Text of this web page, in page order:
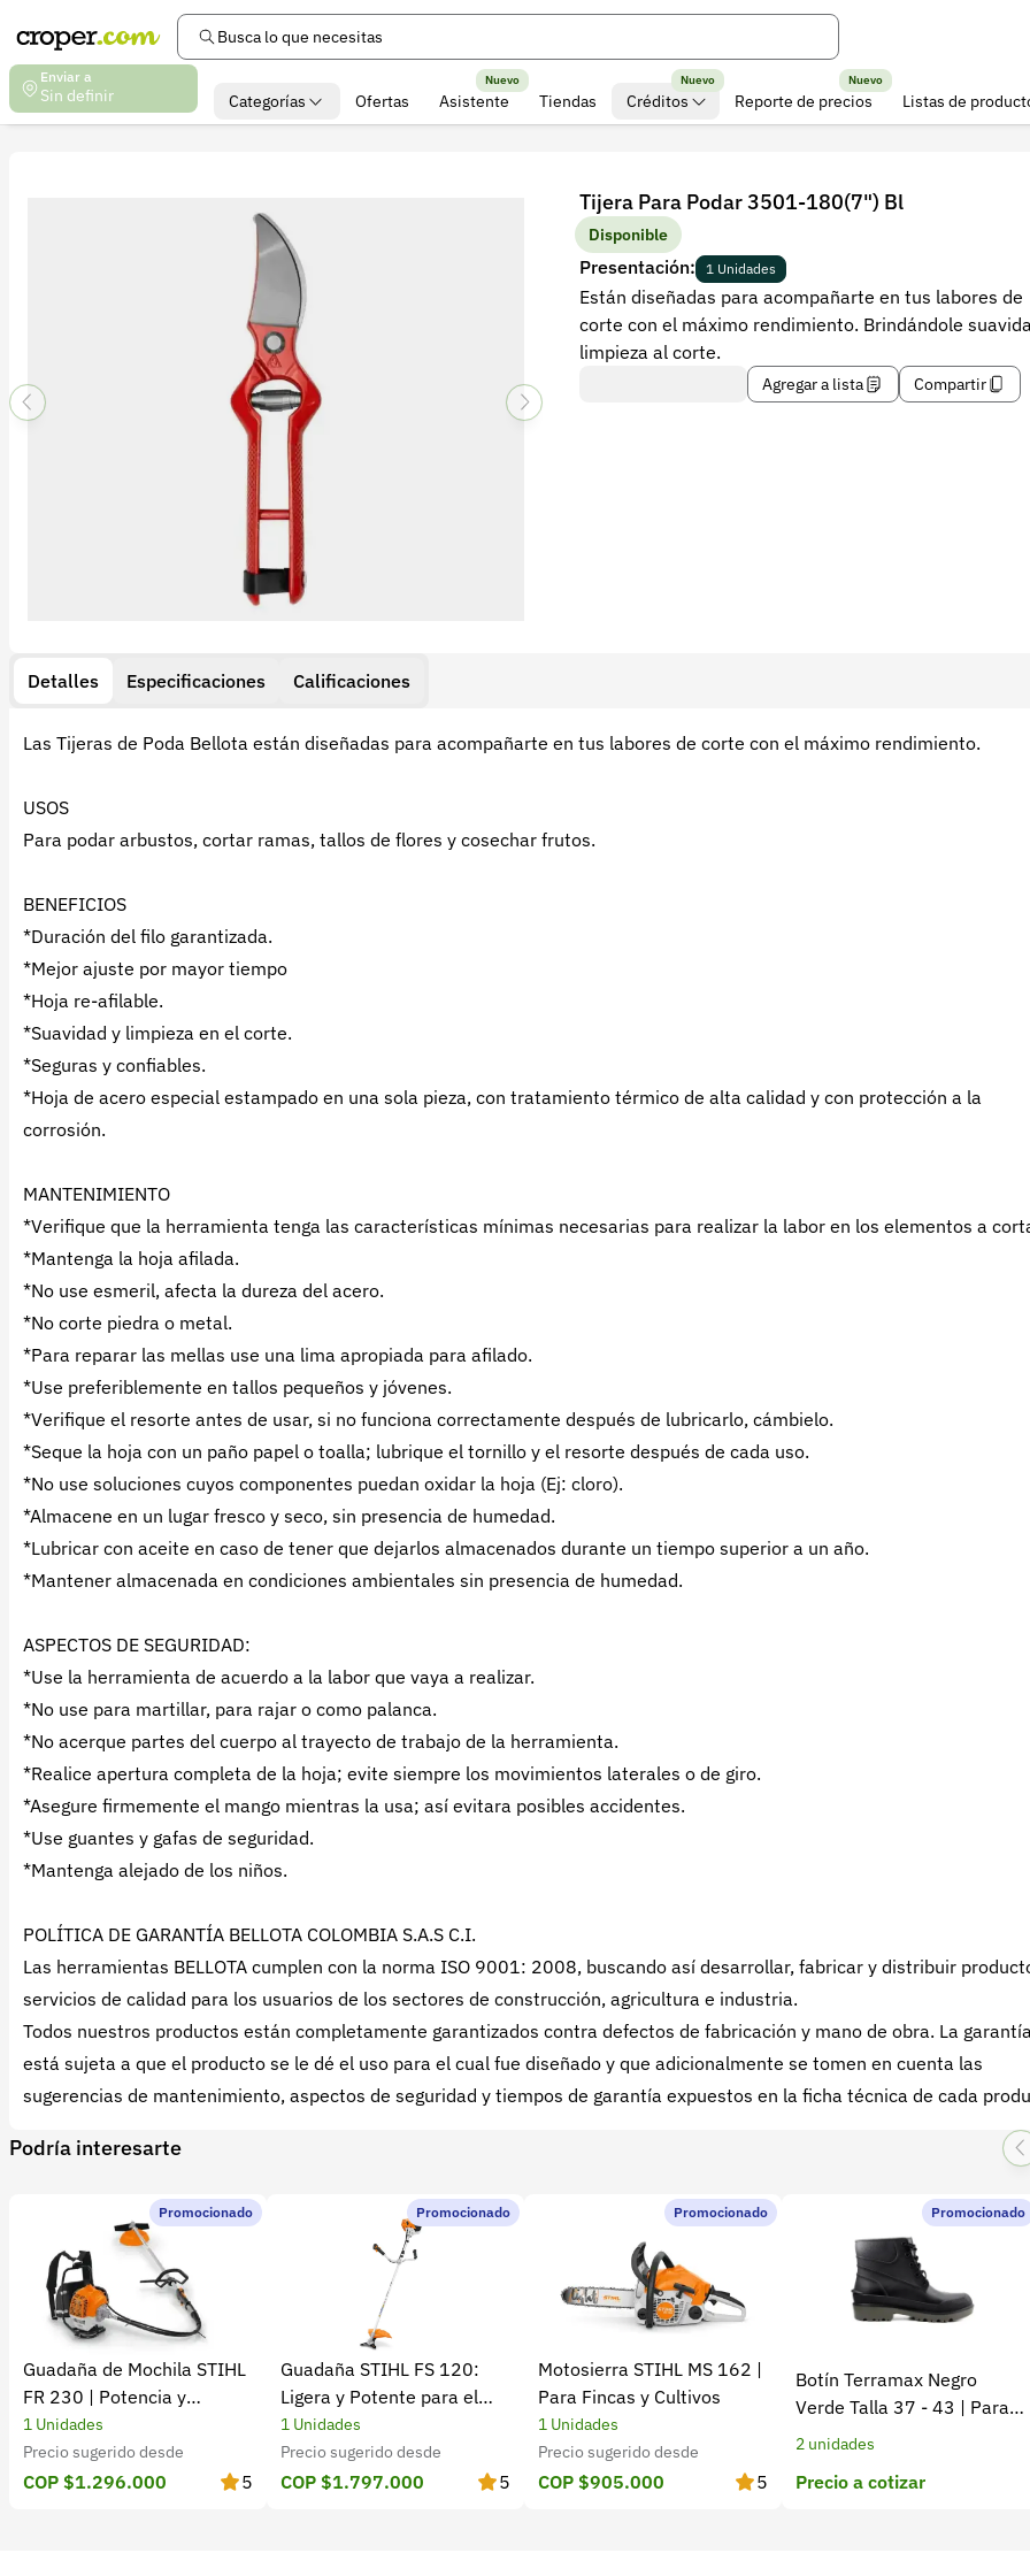
Busca lo que necesitas
Enviar a
Sin definir Categorías Ofertas Asistente
Nuevo
Tiendas Créditos
Nuevo
Reporte de precios
Nuevo
Listas de
Tijera Para Podar 3501-180(7") Bl
Disponible
Presentación: 1 Unidades
Están diseñadas para acompañarte en tus labores de
corte con el máximo rendimiento. Brindándole
limpieza al corte.
Agregar a lista Compartir
Detalles Especificaciones Calificaciones
Las Tijeras de Poda Bellota están diseñadas para acompañarte en tus labores de corte con el máximo rendimiento.
USOS
Para podar arbustos, cortar ramas, tallos de flores y cosechar frutos.
BENEFICIOS
*Duración del filo garantizada.
*Mejor ajuste por mayor tiempo
*Hoja re-afilable.
*Suavidad y limpieza en el corte.
*Seguras y confiables.
*Hoja de acero especial estampado en una sola pieza, con tratamiento térmico de alta calidad y con protección a la
corrosión.
MANTENIMIENTO
*Verifique que la herramienta tenga las características mínimas necesarias para realizar la labor en los elementos a
*Mantenga la hoja afilada.
*No use esmeril, afecta la dureza del acero.
*No corte piedra o metal.
*Para reparar las mellas use una lima apropiada para afilado.
*Use preferiblemente en tallos pequeños y jóvenes.
*Verifique el resorte antes de usar, si no funciona correctamente después de lubricarlo, cámbielo.
*Seque la hoja con un paño papel o toalla; lubrique el tornillo y el resorte después de cada uso.
*No use soluciones cuyos componentes puedan oxidar la hoja (Ej: cloro).
*Almacene en un lugar fresco y seco, sin presencia de humedad.
*Lubricar con aceite en caso de tener que dejarlos almacenados durante un tiempo superior a un año.
*Mantener almacenada en condiciones ambientales sin presencia de humedad.
ASPECTOS DE SEGURIDAD:
*Use la herramienta de acuerdo a la labor que vaya a realizar.
*No use para martillar, para rajar o como palanca.
*No acerque partes del cuerpo al trayecto de trabajo de la herramienta.
*Realice apertura completa de la hoja; evite siempre los movimientos laterales o de giro.
*Asegure firmemente el mango mientras la usa; así evitara posibles accidentes.
*Use guantes y gafas de seguridad.
*Mantenga alejado de los niños.
POLÍTICA DE GARANTÍA BELLOTA COLOMBIA S.A.S C.I.
Las herramientas BELLOTA cumplen con la norma ISO 9001: 2008, buscando así desarrollar, fabricar y distribuir
servicios de calidad para los usuarios de los sectores de construcción, agricultura e industria.
Todos nuestros productos están completamente garantizados contra defectos de fabricación y mano de obra. La
está sujeta a que el producto se le dé el uso para el cual fue diseñado y que adicionalmente se tomen en cuenta las
sugerencias de mantenimiento, aspectos de seguridad y tiempos de garantía expuestos en la ficha técnica de cada
Podría interesarte
Promocionado
Guadaña de Mochila STIHL
FR 230 | Potencia y
rendimiento
1 Unidades
Precio sugerido desde
COP $1.296.000 5
Promocionado
Guadaña STIHL FS 120:
Ligera y Potente para el
Campo
1 Unidades
Precio sugerido desde
COP $1.797.000 5
Promocionado
Motosierra STIHL MS 162 |
Para Fincas y Cultivos
1 Unidades
Precio sugerido desde
COP $905.000 5
Promocionado
Botín Terramax Negro
Verde Talla 37 - 43 | Para
trabajo diario y campo
2 unidades
Precio a cotizar